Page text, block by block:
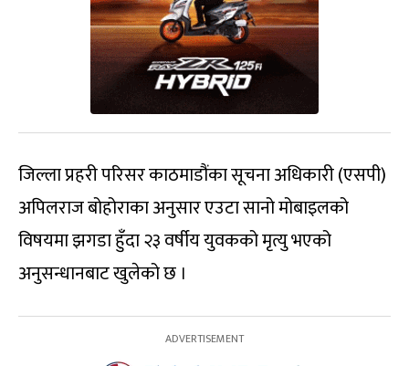
जिल्ला प्रहरी परिसर काठमाडौंका सूचना अधिकारी (एसपी)
अपिलराज बोहोराका अनुसार एउटा सानो मोबाइलको
विषयमा झगडा हुँदा २३ वर्षीय युवकको मृत्यु भएको
अनुसन्धानबाट खुलेको छ ।